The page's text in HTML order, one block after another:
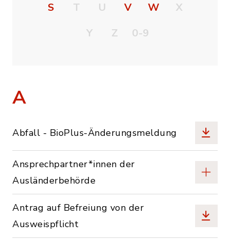
S
T U V W
X
Y
Z 0-9
A
Abfall - BioPlus-Änderungsmeldung
Ansprechpartner*innen der
Ausländerbehörde
Antrag auf Befreiung von der
Ausweispflicht